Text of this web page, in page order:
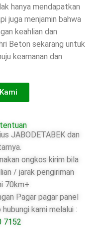
hanya mendapatkan
juga menjamin bahwa
keahlian dan
Beton sekarang untuk
keamanan dan
JABODETABEK dan
ongkos kirim bila
/ jarak pengiriman
70km+.
Pagar pagar panel
kami melalui :
7152